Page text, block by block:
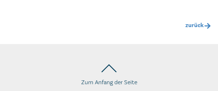
zurück
Zum Anfang der Seite